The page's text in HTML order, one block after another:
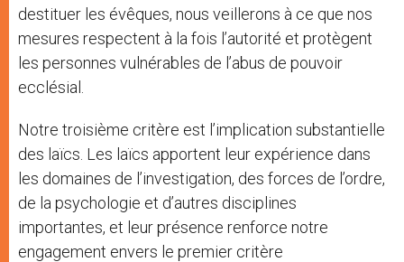
destituer les évêques, nous veillerons à ce que nos
mesures respectent à la fois l’autorité et protègent
les personnes vulnérables de l’abus de pouvoir
ecclésial.
Notre troisième critère est l’implication substantielle
des laïcs. Les laïcs apportent leur expérience dans
les domaines de l’investigation, des forces de l’ordre,
de la psychologie et d’autres disciplines
importantes, et leur présence renforce notre
engagement envers le premier critère